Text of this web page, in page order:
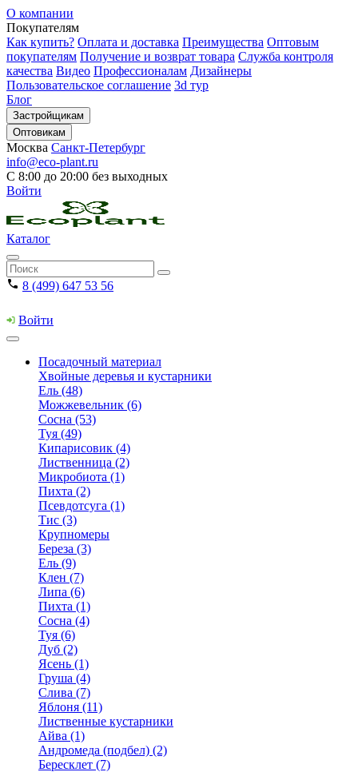
О компании
Покупателям
Как купить? Оплата и доставка Преимущества Оптовым
покупателям Получение и возврат товара Служба контроля
качества Видео Профессионалам Дизайнеры
Пользовательское соглашение 3d тур
Блог
Застройщикам
Оптовикам
Москва Санкт-Петербург
info@eco-plant.ru
С 8:00 до 20:00 без выходных
Войти
Каталог
8 (499) 647 53 56
Войти
Посадочный материал
Хвойные деревья и кустарники
Ель (48)
Можжевельник (6)
Сосна (53)
Туя (49)
Кипарисовик (4)
Лиственница (2)
Микробиота (1)
Пихта (2)
Псевдотсуга (1)
Тис (3)
Крупномеры
Береза (3)
Ель (9)
Клен (7)
Липа (6)
Пихта (1)
Сосна (4)
Туя (6)
Дуб (2)
Ясень (1)
Груша (4)
Слива (7)
Яблоня (11)
Лиственные кустарники
Айва (1)
Андромеда (подбел) (2)
Бересклет (7)